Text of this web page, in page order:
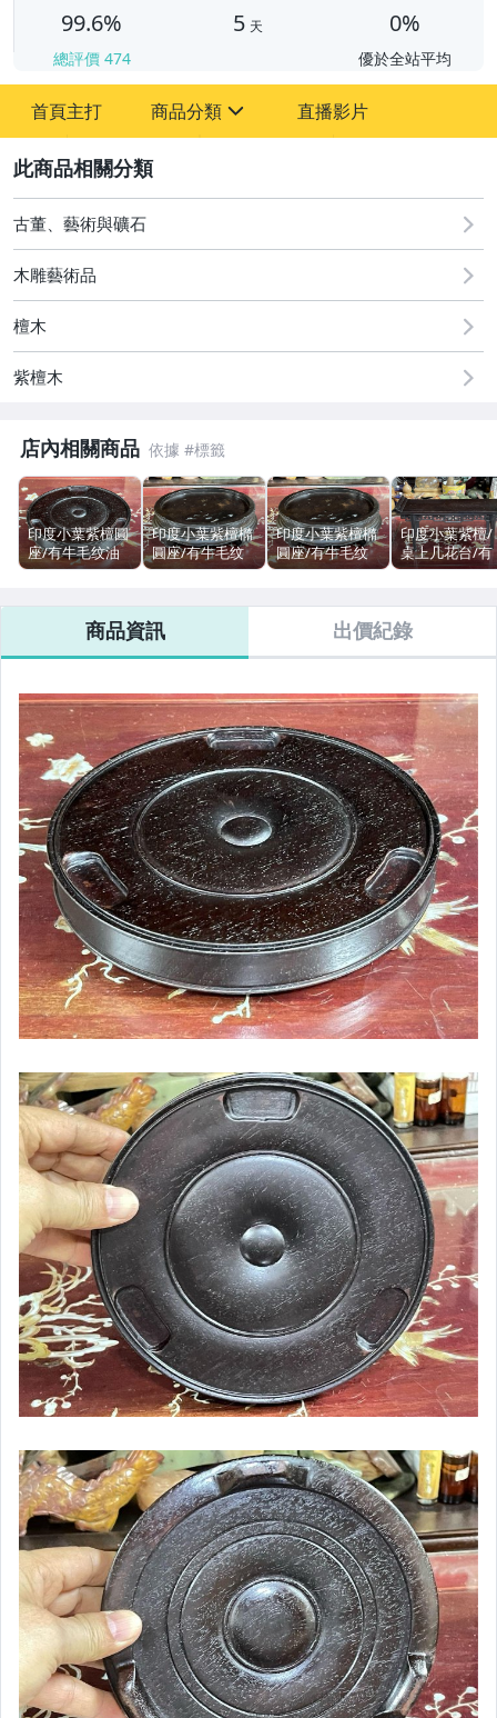
99.6%
總評價 474
5 天 0%
優於全站平均
首頁主打 商品分類
圖書/影音/文具
古董、藝術與礦石
居家、家具與園藝
玩具、模型與公仔
美食與地方特產
直播影片
古董、藝術與礦石
木雕藝術品
檀木
紫檀木
店內相關商品
印度小葉紫檀圓
座/有牛毛纹油
性高密度大/可
盆栽/可收藏/高
3公分直徑17.5
公分重量330公
克/老件舊藏
印度小葉紫檀橢
圓座/有牛毛纹
油性高密度大/
像盆栽/可收藏/
高5公分外圓寬
22公分深19公分
內圓寬17.5公分
1067公克/老件
舊藏
印度小葉紫檀橢
圓座/有牛毛纹
油性高密度大/
像盆栽/可收藏/
高5公分外圓寬
22公分深19公分
內圓寬17.5公分
1067公克/老件
舊藏
印度小葉紫檀/
桌上几花台/有
牛毛纹油性高
或盆栽/可收藏/
高14.5公分寬
公分深12公分/
重量438公克/
商品資訊 出價紀錄